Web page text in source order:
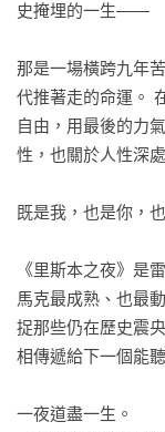
史掩埋的一生——
那是一場橫跨九年
代推著走的命運。
自由，用最後的力
性，也關於人性深
既是我，也是你，
《里斯本之夜》是
馬克最成熟、也最
捉那些仍在歷史震
相傳遞給下一個能
一夜道盡一生。